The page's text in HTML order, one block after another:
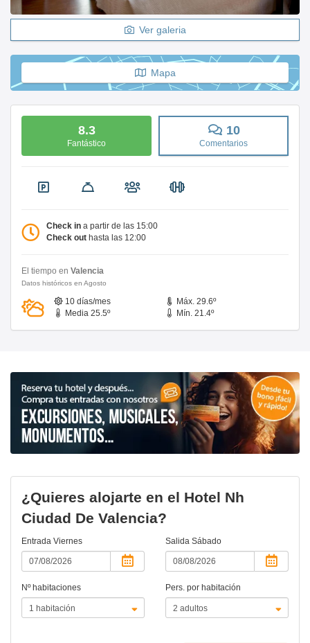
Ver galeria
Mapa
8.3
Fantástico
10
Comentarios
Check in a partir de las 15:00
Check out hasta las 12:00
El tiempo en Valencia
Datos históricos en Agosto
10 días/mes
Máx. 29.6º
Media 25.5º
Mín. 21.4º
¿Quieres alojarte en el Hotel Nh
Ciudad De Valencia?
Entrada Viernes Salida Sábado
Nº habitaciones Pers. por habitación